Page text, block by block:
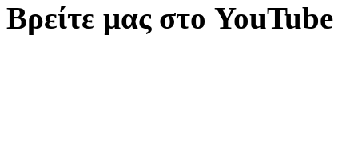
Βρείτε μας στο YouTube